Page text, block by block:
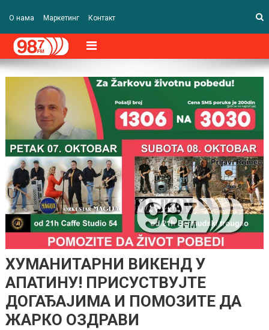
О нама Маркетинг Контакт
ХУМАНИТАРНИ ВИКЕНД У
АПАТИНУ! ПРИСУСТВУЈТЕ
ДОГАЂАЈИМА И ПОМОЗИТЕ ДА
ЖАРКО ОЗДРАВИ